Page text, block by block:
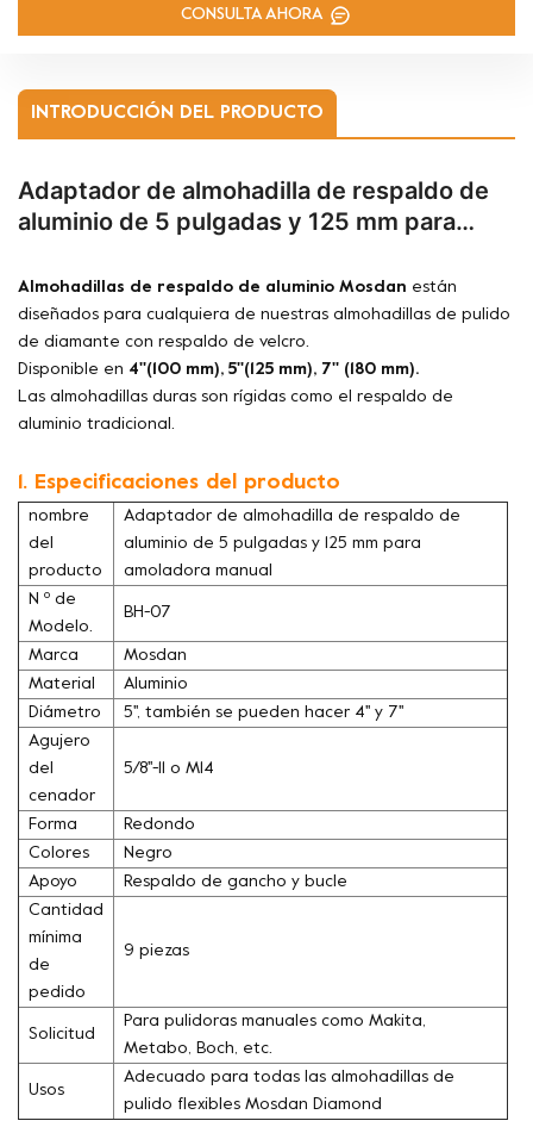
CONSULTA AHORA
INTRODUCCIÓN DEL PRODUCTO
Adaptador de almohadilla de respaldo de
aluminio de 5 pulgadas y 125 mm para
Almohadillas de respaldo de aluminio Mosdan están
diseñados para cualquiera de nuestras almohadillas de pulido
de diamante con respaldo de velcro.
Disponible en 4''(100 mm), 5''(125 mm), 7'' (180 mm).
Las almohadillas duras son rígidas como el respaldo de
aluminio tradicional.
1. Especificaciones del producto
nombre
del
producto
Adaptador de almohadilla de respaldo de
aluminio de 5 pulgadas y 125 mm para
amoladora manual
N º de
Modelo.
BH-07
Marca
Mosdan
Material
Aluminio
Diámetro
5'', también se pueden hacer 4'' y 7''
Agujero
del
cenador
5/8''-11 o M14
Forma
Redondo
Colores
Negro
Apoyo
Respaldo de gancho y bucle
Cantidad
mínima
de
pedido
9 piezas
Solicitud
Para pulidoras manuales como Makita,
Metabo, Boch, etc.
Usos
Adecuado para todas las almohadillas de
pulido flexibles Mosdan Diamond